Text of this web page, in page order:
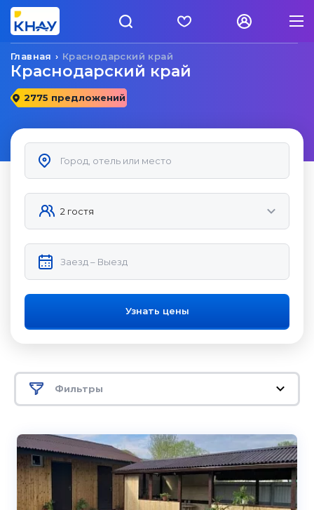
Краснодарский край
Главная
Краснодарский край
2775 предложений
Узнать цены
Фильтры